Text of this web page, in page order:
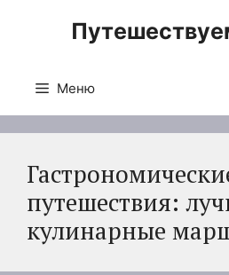
Меню
путешествия:
кулинарные